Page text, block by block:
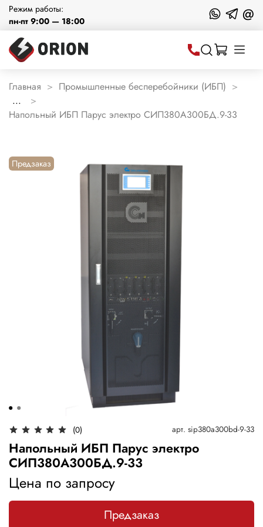
Режим работы:
пн-пт 9:00 — 18:00
@
Главная
Промышленные бесперебойники (ИБП)
...
Напольный ИБП Парус электро СИП380А300БД.9-33
Предзаказ
(0) арт. sip380a300bd-9-33
Напольный ИБП Парус электро
СИП380А300БД.9-33
Цена по запросу
Предзаказ